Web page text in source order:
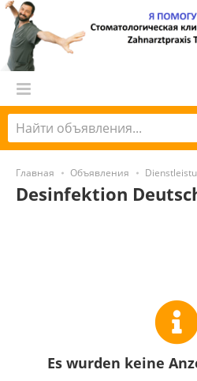
Главная Объявления
Desinfektion
Es wurden keine